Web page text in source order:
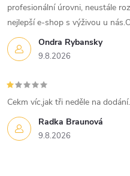
Ondra Rybansky
9.8.2026
profesionální úrovni, neustále
nejlepší e-shop s výživou u
Radka Braunová
9.8.2026
Cekm víc,jak tři neděle na dodání.